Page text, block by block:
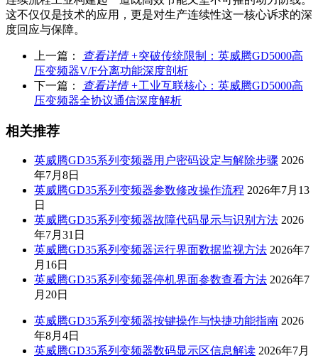
这不仅仅是技术的应用，更是对生产连续性这一核心诉求的深
度回应与保障。
上一篇： 查看详情 +突破传统限制：英威腾GD5000高
压变频器V/F分离功能深度剖析
下一篇：
查看详情 +工业互联核心：英威腾GD5000高
压变频器全协议通信深度解析
相关推荐
英威腾GD35系列变频器用户密码设定与解除步骤 2026
年7月8日
英威腾GD35系列变频器参数修改操作流程 2026年7月13
日
英威腾GD35系列变频器故障代码显示与识别方法 2026
年7月31日
英威腾GD35系列变频器运行界面数据监视方法 2026年7
月16日
英威腾GD35系列变频器停机界面参数查看方法 2026年7
月20日
英威腾GD35系列变频器按键操作与快捷功能指南 2026
年8月4日
英威腾GD35系列变频器数码显示区信息解读 2026年7月